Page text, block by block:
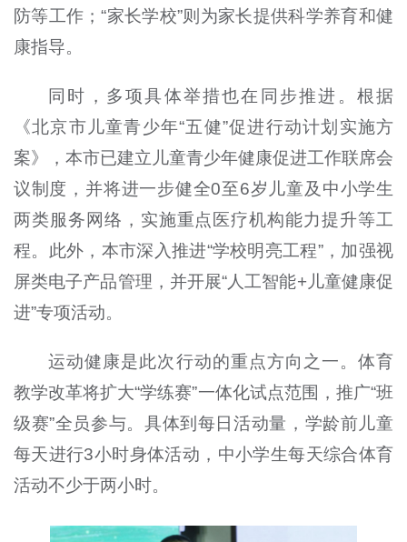
防等工作；“家长学校”则为家长提供科学养育和健
康指导。
同时，多项具体举措也在同步推进。根据
《北京市儿童青少年“五健”促进行动计划实施方
案》，本市已建立儿童青少年健康促进工作联席会
议制度，并将进一步健全0至6岁儿童及中小学生
两类服务网络，实施重点医疗机构能力提升等工
程。此外，本市深入推进“学校明亮工程”，加强视
屏类电子产品管理，并开展“人工智能+儿童健康促
进”专项活动。
运动健康是此次行动的重点方向之一。体育
教学改革将扩大“学练赛”一体化试点范围，推广“班
级赛”全员参与。具体到每日活动量，学龄前儿童
每天进行3小时身体活动，中小学生每天综合体育
活动不少于两小时。